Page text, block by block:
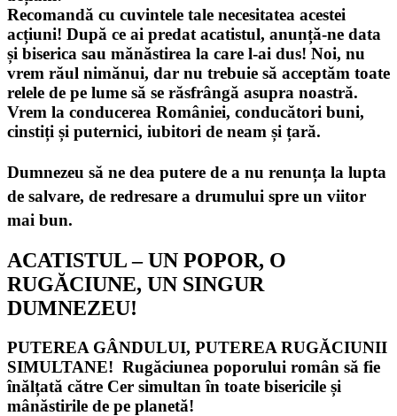
Recomandă cu cuvintele tale necesitatea acestei
acțiuni! După ce ai predat acatistul, anunță-ne data
și biserica sau mănăstirea la care l-ai dus! Noi, nu
vrem răul nimănui, dar nu trebuie să acceptăm toate
relele de pe lume să se răsfrângă asupra noastră.
Vrem la conducerea României, conducători buni,
cinstiți și puternici, iubitori de neam și țară.
Dumnezeu să ne dea putere de a nu renunța la lupta
de salvare, de redresare a drumului spre un viitor
mai bun.
ACATISTUL – UN POPOR, O
RUGĂCIUNE, UN SINGUR
DUMNEZEU!
PUTEREA GÂNDULUI, PUTEREA RUGĂCIUNII
SIMULTANE! Rugăciunea poporului român să fie
înălțată către Cer simultan în toate bisericile și
mânăstirile de pe planetă!